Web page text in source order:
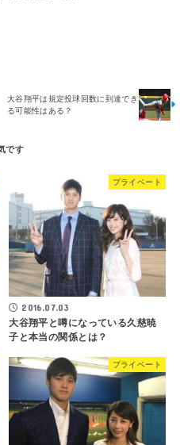
大谷翔平は規定投球回数に到達でき
る可能性はある？
プライベート
2016.07.03
大谷翔平と噂になっている久慈暁
子と本当の関係とは？
プライベート